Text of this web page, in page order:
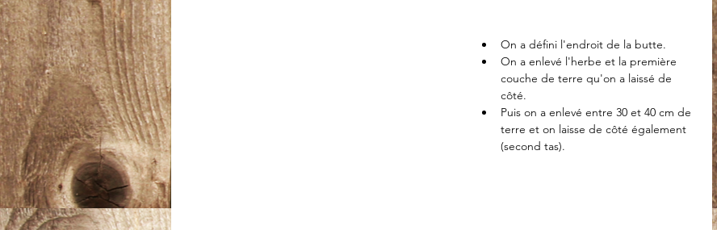
On a défini l'endroit de la butte.
On a enlevé l'herbe et la première
couche de terre qu'on a laissé de
côté.
Puis on a enlevé entre 30 et 40 cm de
terre et on laisse de côté également
(second tas).